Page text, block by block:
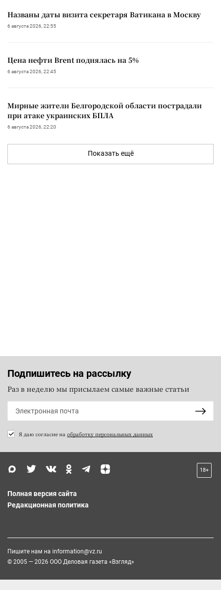
Названы даты визита секретаря Ватикана в Москву
6 августа 2026, 22:55
Цена нефти Brent поднялась на 5%
6 августа 2026, 22:45
Мирные жители Белгородской области пострадали
при атаке украинских БПЛА
6 августа 2026, 22:20
Показать ещё
Подпишитесь на рассылку
Раз в неделю мы присылаем самые важные статьи
Я даю согласие на обработку персональных данных
18+
Полная версия сайта
Редакционная политика
Пишите нам на information@vz.ru
© 2005 — 2026 ООО Деловая газета «Взгляд»